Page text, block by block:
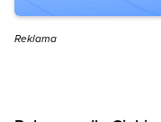
Reklama